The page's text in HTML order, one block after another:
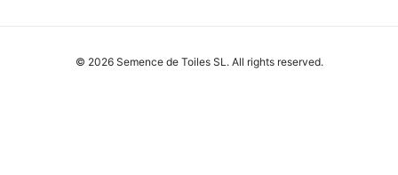
© 2026 Semence de Toiles SL. All rights reserved.